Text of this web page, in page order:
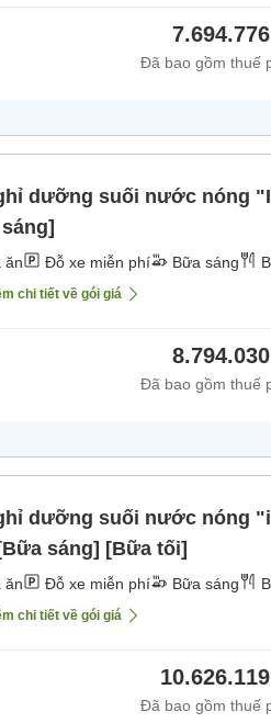
Đã bao gồm thuế
dưỡng suối nước nóng
ăn Đỗ xe miễn phí Bữa sáng
chi tiết về gói giá
Đã bao gồm thuế
dưỡng suối nước nóng
sáng] [Bữa tối]
ăn Đỗ xe miễn phí Bữa sáng
chi tiết về gói giá
Đã bao gồm thuế